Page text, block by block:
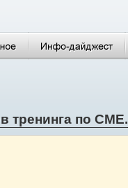
тренинга по CME.